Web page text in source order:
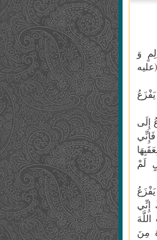
وَ
إِلَى
لَمْ
إِنِّي
مِنَ